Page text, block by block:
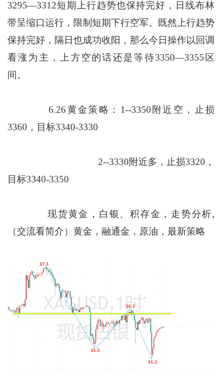
3295—3312短期上行趋势也保持完好，日线布林
带呈缩口运行，限制短期下行空军。既然上行趋势
保持完好，隔日也成功收阳，那么今日操作以回调
看涨为主，上方空的话还是等待3350—3355区
间。
6.26黄金策略：1--3350附近空，止损
3360，目标3340-3330
2--3330附近多，止损3320，
目标3340-3350
现货黄金，白银、积存金，走势分析,
（交流看简介）黄金，融通金，原油，最新策略